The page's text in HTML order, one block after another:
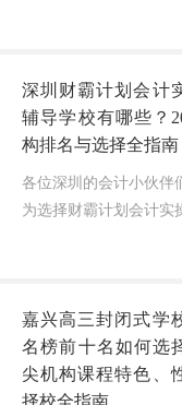
高...
深圳财霸计划会计
辅导学校有哪些？
构排名与选择全指南
各位深圳的会计小伙伴
为选择财霸计划会计实
嘉兴高三封闭式学
名榜前十名如何选
尖机构课程特色、
择校全指南